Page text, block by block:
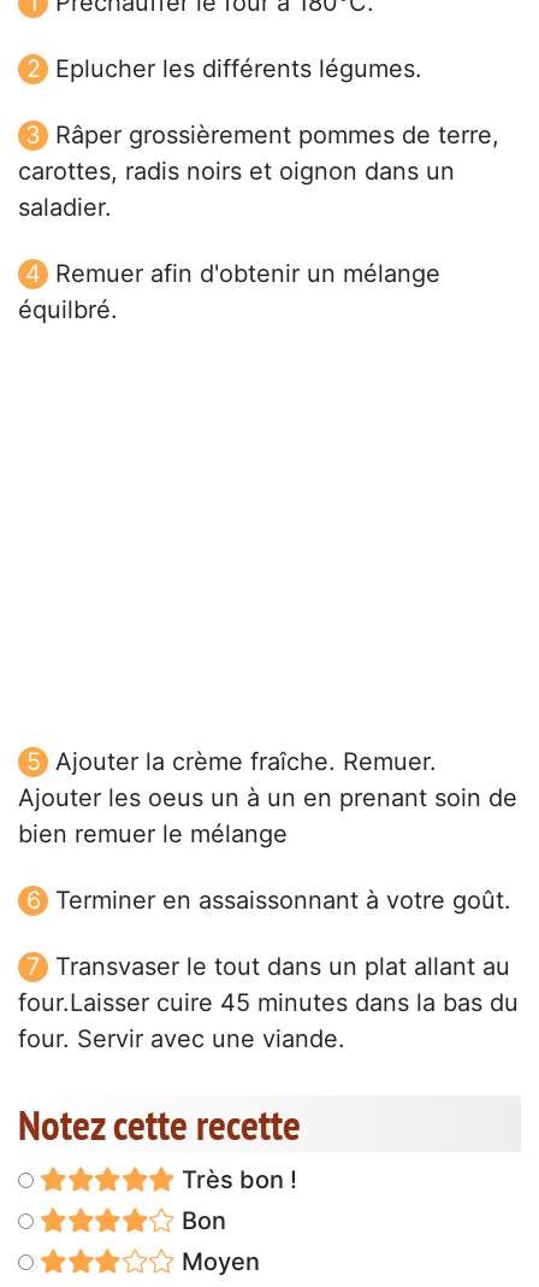
Eplucher les différents légumes.
Râper grossièrement pommes de terre,
carottes, radis noirs et oignon dans un
saladier.
Remuer afin d'obtenir un mélange
équilbré.
Ajouter la crème fraîche. Remuer.
Ajouter les oeus un à un en prenant soin de
bien remuer le mélange
Terminer en assaissonnant à votre goût.
Transvaser le tout dans un plat allant au
four.Laisser cuire 45 minutes dans la bas du
four. Servir avec une viande.
Notez cette recette
Très bon !
Bon
Moyen